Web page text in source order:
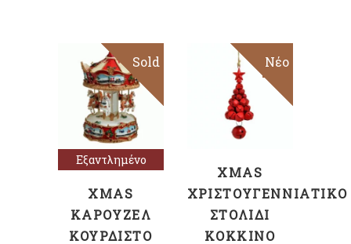
Sale
Εξαντλημένο
Sold
Διαβάστε
περισσότερα
XMAS
ΚΑΡΟΥΖΈΛ
ΚΟΥΡΔΙΣΤΌ
Sale
Νέο
ΠΡΟΣΘΉΚΗ
ΣΤΟ ΚΑΛΆΘΙ
XMAS
ΧΡΙΣΤΟΥΓΕΝΝΙΆΤΙΚΟ
ΣΤΟΛΊΔΙ
ΚΌΚΚΙΝΟ